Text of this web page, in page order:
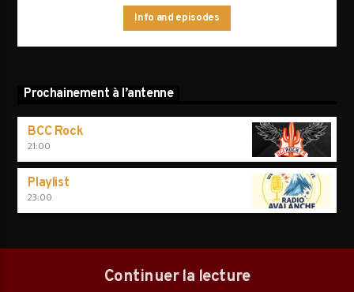
Info and episodes
Prochainement à l’antenne
BCC Rock
21:00
Playlist
23:00
Continuer la lecture